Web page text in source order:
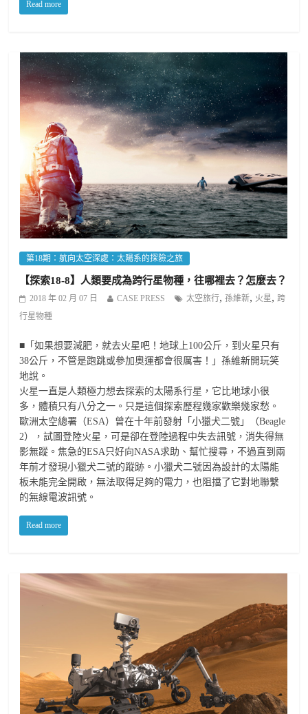
Read more
第18期：航向太空深處：太陽系的探險之旅
【探索18-8】人類要成為跨行星物種，往哪裡去？怎麼去？
2018 年 02 月 07 日 CASE PRESS 太空旅行,孫維新, 火星, 跨
行星物種
■「如果想要減肥，就去火星吧！地球上100公斤，到火星只有
38公斤，不管是跑跳或參加奧運都會很厲害！」孫維新開玩笑
地說。
火星一直是人類極力想去探索的太陽系行星，它比地球小很
多，體積只有八分之一。只是這個探索歷程幾家歡樂幾家愁。
歐洲太空總署（ESA）曾在十年前發射「小獵犬二號」（Beagle
2），試圖登陸火星，可是卻在登陸過程中失去訊號，消失得無
影無蹤。焦急的ESA只好向NASA求助、幫忙搜尋，不過直到兩
年前才發現小獵犬二號的蹤跡。小獵犬二號因為設計的太陽能
板未能完全開啟，無法取得足夠的電力，也阻擋了它對地聯繫
的無線電波訊號。
Read more